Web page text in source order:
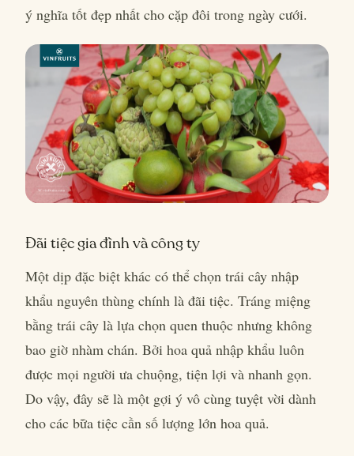
ý nghĩa tốt đẹp nhất cho cặp đôi trong ngày cưới.
Đãi tiệc gia đình và công ty
Một dịp đặc biệt khác có thể chọn trái cây nhập
khẩu nguyên thùng chính là đãi tiệc. Tráng miệng
bằng trái cây là lựa chọn quen thuộc nhưng không
bao giờ nhàm chán. Bởi hoa quả nhập khẩu luôn
được mọi người ưa chuộng, tiện lợi và nhanh gọn.
Do vậy, đây sẽ là một gợi ý vô cùng tuyệt vời dành
cho các bữa tiệc cần số lượng lớn hoa quả.